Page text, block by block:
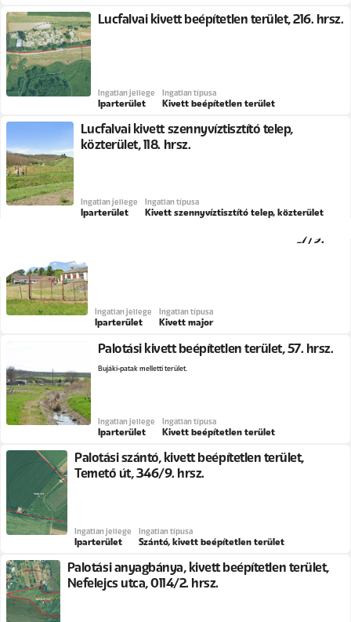
Lucfalvai kivett beépítetlen terület, 216. hrsz.
Ingatlan jellege
Iparterület
Ingatlan típusa
Kivett beépítetlen terület
Lucfalvai kivett szennyvíztisztító telep,
közterület, 118. hrsz.
Ingatlan jellege
Iparterület
Ingatlan típusa
Kivett szennyvíztisztító telep, közterület
Palotási kivett major, Ifjúság utca, 0127/9.
Ingatlan jellege
Iparterület
Ingatlan típusa
Kivett major
Palotási kivett beépítetlen terület, 57. hrsz.
Bujáki-patak melletti terület.
Ingatlan jellege
Iparterület
Ingatlan típusa
Kivett beépítetlen terület
Palotási szántó, kivett beépítetlen terület,
Temető út, 346/9. hrsz.
Ingatlan jellege
Iparterület
Ingatlan típusa
Szántó, kivett beépítetlen terület
Palotási anyagbánya, kivett beépítetlen terület,
Nefelejcs utca, 0114/2. hrsz.